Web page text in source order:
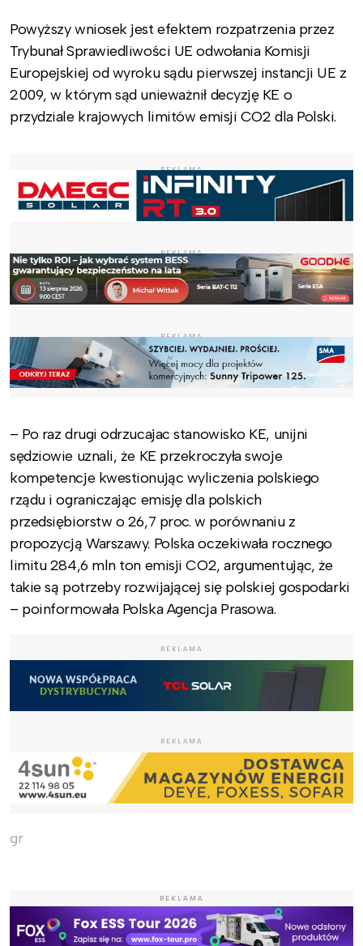
Powyższy wniosek jest efektem rozpatrzenia przez
Trybunał Sprawiedliwości UE odwołania Komisji
Europejskiej od wyroku sądu pierwszej instancji UE z
2009, w którym sąd unieważnił decyzję KE o
przydziale krajowych limitów emisji CO2 dla Polski.
REKLAMA
REKLAMA
REKLAMA
– Po raz drugi odrzucajac stanowisko KE, unijni
sędziowie uznali, że KE przekroczyła swoje
kompetencje kwestionując wyliczenia polskiego
rządu i ograniczając emisję dla polskich
przedsiębiorstw o 26,7 proc. w porównaniu z
propozycją Warszawy. Polska oczekiwała rocznego
limitu 284,6 mln ton emisji CO2, argumentując, że
takie są potrzeby rozwijającej się polskiej gospodarki
– poinformowała Polska Agencja Prasowa.
REKLAMA
REKLAMA
gr
REKLAMA